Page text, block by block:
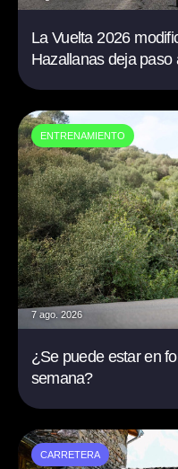
La Vuelta 2026
Hazallanas deja paso
ENTRENAMIENTO
7 ago. 2026
¿Se puede estar en
semana?
CARRETERA